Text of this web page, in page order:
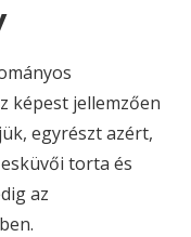
képest jellemzően
egyrészt azért,
torta és
az